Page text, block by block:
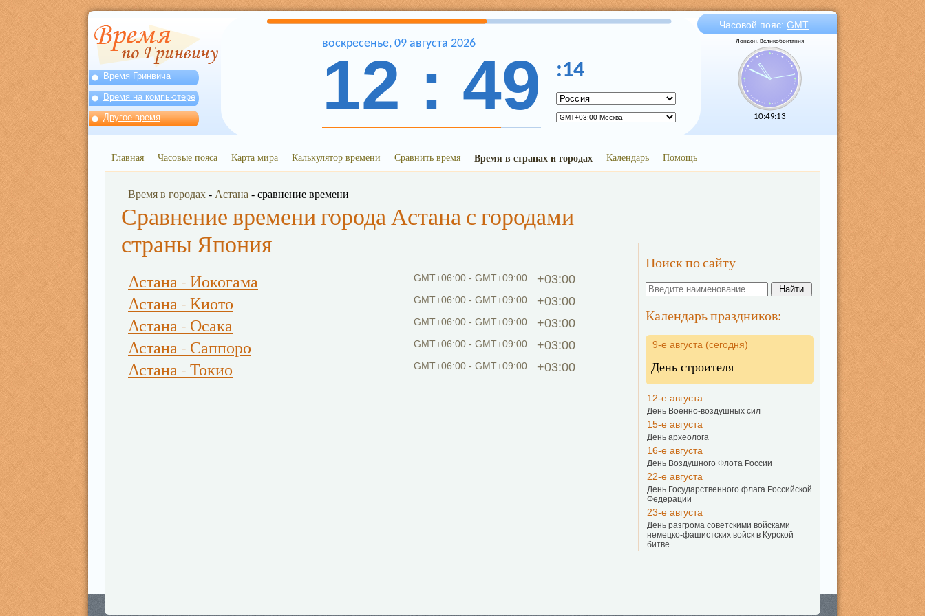
Время Гринвича
Время на компьютере
Другое время
Часовой пояс: GMT
Лондон, Великобритания
10:49:13
воскресенье, 09 августа 2026
12 : 49 :14
Главная Часовые пояса Карта мира Калькулятор времени Сравнить время Время в странах и городах Календарь Помощь
Поиск по сайту
Календарь праздников:
9-е августа (сегодня)
День строителя
12-е августа
День Военно-воздушных сил
15-е августа
День археолога
16-е августа
День Воздушного Флота России
22-е августа
День Государственного флага Российской
Федерации
23-е августа
День разгрома советскими войсками
немецко-фашистских войск в Курской
битве
Время в городах - Астана - сравнение времени
Сравнение времени города Астана с городами
страны Япония
+03:00
GMT+06:00 - GMT+09:00
Астана - Иокогама
+03:00
GMT+06:00 - GMT+09:00
Астана - Киото
+03:00
GMT+06:00 - GMT+09:00
Астана - Осака
+03:00
GMT+06:00 - GMT+09:00
Астана - Саппоро
+03:00
GMT+06:00 - GMT+09:00
Астана - Токио